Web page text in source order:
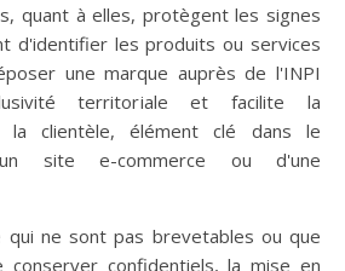
quant à elles, protègent les signes
d'identifier les produits ou services
une marque auprès de l'INPI
territoriale et facilite la
la clientèle, élément clé dans le
site e-commerce ou d'une
qui ne sont pas brevetables ou que
conserver confidentiels, la mise en